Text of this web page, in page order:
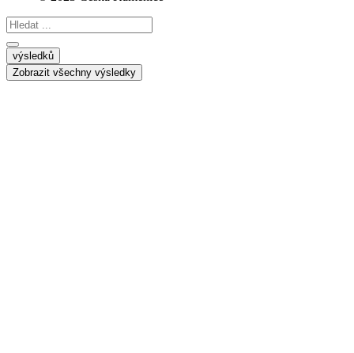
Search
...
výsledků
Zobrazit všechny výsledky